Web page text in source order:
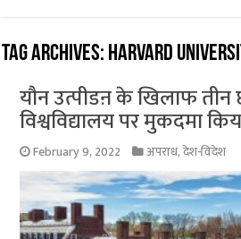
Tag Archives: Harvard
यौन उत्पीडऩ के खिलाफ तीन
विश्वविद्यालय पर मुकदमा
February 9, 2022 अपराध,देश-विदेश